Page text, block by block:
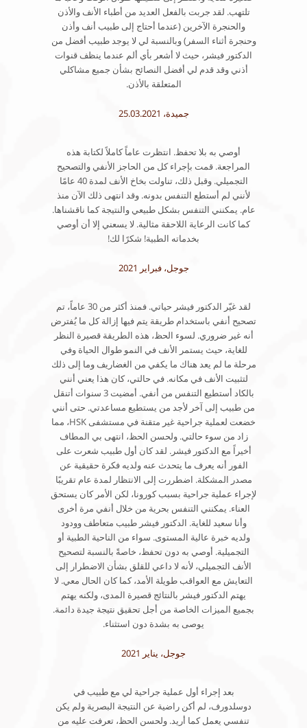
تلتهب. لقد جربت بالفعل العديد من أطباء الأنف والأذن
والحنجرة الآخرين (عندما أحتاج إلى طبيب أنف وأذن
وحنجرة أثناء السفر) وبالنسبة لي لا يوجد طبيب أفضل من
الدكتور فيشر، حيث لا أشعر بأي ألم عندما ينظف قنوات
أذني وقد قدم لي أفضل النصائح بشأن جميع مشاكلي
المتعلقة بالأذن.
جميدة، 25.03.2021
أوصي به بلا تحفظ. انتظرت عاماً كاملاً لكتابة هذه
المراجعة. قمت بإجراء كل من الحاجز الأنفي والتصحيح
التجميلي. وقبل ذلك، تناولت بخاخ الأنف لمدة 40 عامًا
لأنني لم أستطع التنفس بدونه. وقد انتهى ذلك الآن منذ
عام. يمكنني التنفس بشكل طبيعي والنتيجة كما ناقشناها.
كما كانت الرعاية اللاحقة مثالية. لا يسعني إلا أن أوصي
بخدماته الطبية! شكرًا لك!
جوجل، فبراير 2021
لقد غيّر الدكتور فيشر حياتي. فمنذ أكثر من 30 عاماً، تم
تصحيح أنفي باستخدام طريقة يتم فيها إزالة كل ما يُفترض
أنه غير ضروري. لسوء الحظ، هذه الطريقة قصيرة النظر
للغاية، حيث يستمر الأنف في النمو طوال الحياة وفي
مرحلة ما لم يعد هناك ما يكفي من الغضاريف وما إلى ذلك
لتثبيت الأنف في مكانه. في حالتي، كان هذا يعني أنني
بالكاد أستطيع التنفس من أنفي. أمضيت 3 سنوات أتنقل
من طبيب إلى آخر لأجد من يستطيع مساعدتي. حتى أنني
خضعت لعملية جراحية غير متقنة في مستشفى HSK، مما
زاد من سوء حالتي. ولحسن الحظ، انتهى بي المطاف
أخيراً مع الدكتور فيشر. لقد كان أول طبيب شعرت على
الفور أنه يعرف ما يتحدث عنه ولديه فكرة حقيقية عن
مصدر المشكلة. اضطررت إلى الانتظار لمدة عام تقريبًا
لإجراء عملية جراحية بسبب كورونا، لكن الأمر كان يستحق
العناء. يمكنني التنفس بحرية من خلال أنفي مرة أخرى
وأنا سعيد للغاية. الدكتور فيشر طبيب متعاطف وودود
ولديه خبرة عالية المستوى. سواء من الناحية الطبية أو
التجميلية. أوصي به دون تحفظ، خاصةً بالنسبة لتصحيح
الأنف التجميلي، لأنه لا داعي للقلق بشأن الاضطرار إلى
التعايش مع العواقب طويلة الأمد، كما كان الحال معي. لا
يهتم الدكتور فيشر بالنتائج قصيرة المدى، ولكنه يهتم
بجميع الميزات الخاصة من أجل تحقيق نتيجة جيدة دائمة.
يوصى به بشدة دون استثناء.
جوجل، يناير 2021
بعد إجراء أول عملية جراحية لي مع طبيب في
دوسلدورف، لم أكن راضية عن النتيجة البصرية ولم يكن
تنفسي يعمل كما أريد. ولحسن الحظ، تعرفت عليه من